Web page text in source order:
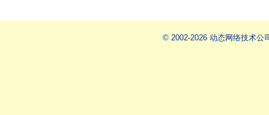
© 2002-2026 动态网络技术公